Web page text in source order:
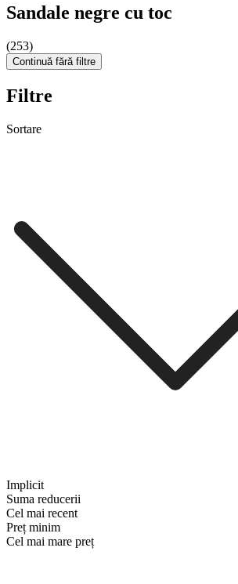
Sandale negre cu toc
(253)
Continuă fără filtre
Filtre
Sortare
Implicit
Suma reducerii
Cel mai recent
Preț minim
Cel mai mare preț